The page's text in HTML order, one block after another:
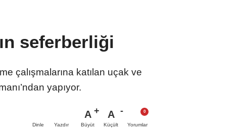
seferberliği
çalışmalarına katılan uçak ve
yapıyor.
Dinle Yazdır
A
Büyüt
A
Küçült Yorumlar